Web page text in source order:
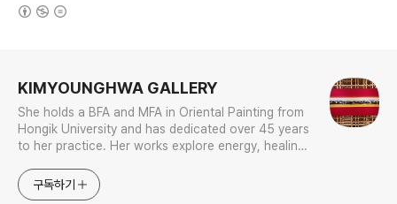
KIMYOUNGHWA GALLERY
She holds a BFA and MFA in Oriental Painting from
Hongik University and has dedicated over 45 years
to her practice. Her works explore energy, healing,
over 70 solo exhibitions.
구독하기